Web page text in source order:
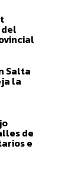
Salta
la
de
e